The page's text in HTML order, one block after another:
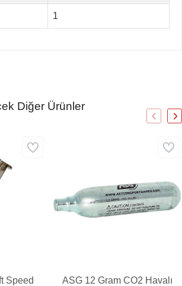
1
Diğer Ürünler
Speed
ASG 12 Gram CO2 Havalı